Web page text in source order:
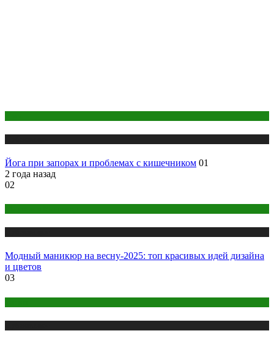
Йога при запорах и проблемах с кишечником 01
2 года назад
02
Модный маникюр на весну-2025: топ красивых идей дизайна
и цветов
03